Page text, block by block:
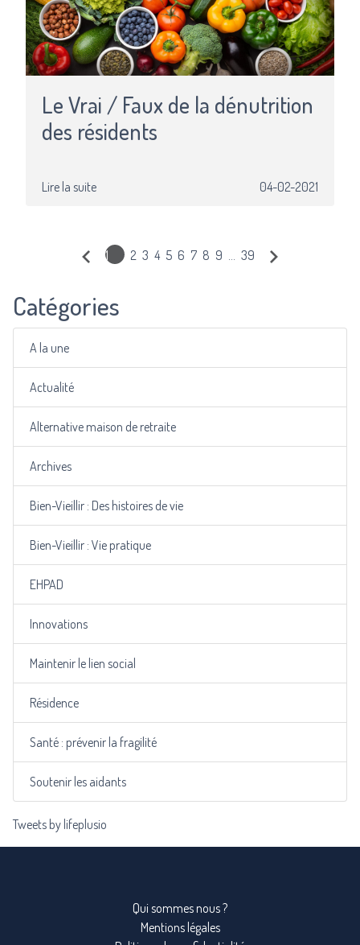
Le Vrai / Faux de la dénutrition
des résidents
Lire la suite 04-02-2021
1 2 3 4 5 6 7 8 9 … 39
Catégories
A la une
Actualité
Alternative maison de retraite
Archives
Bien-Vieillir : Des histoires de vie
Bien-Vieillir : Vie pratique
EHPAD
Innovations
Maintenir le lien social
Résidence
Santé : prévenir la fragilité
Soutenir les aidants
Tweets by lifeplusio
Qui sommes nous ?
Mentions légales